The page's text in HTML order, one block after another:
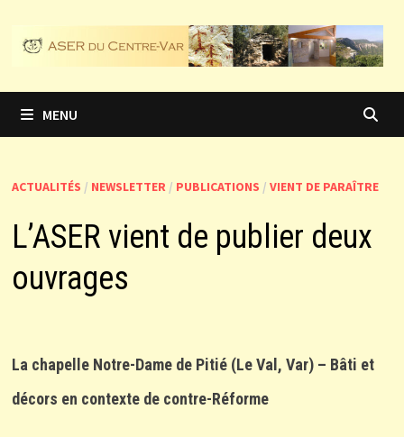
contenu
MENU
ACTUALITÉS / NEWSLETTER/ PUBLICATIONS / VIENT DE PARAÎTRE
L’ASER vient de publier deux
ouvrages
La chapelle Notre-Dame de Pitié (Le Val, Var) – Bâti et
décors en contexte de contre-Réforme